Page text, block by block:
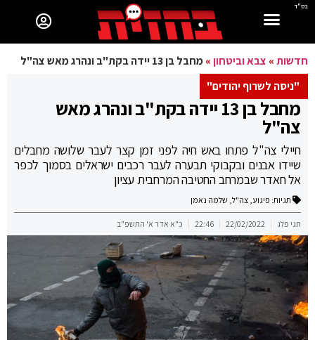
בס"ד
חדשות» צבא וביטחון»מחבל בן 13 יידה בקת"ב ונהרג מאש צה"ל
"ניסה לשרוף יהודים"
מחבל בן 13 יידה בקת"ב ונהרג מאש
צה"ל
חיילי צה"ל פתחו באש חיה לפני זמן קצר לעבר שלושה מחבלים
שיידו אבנים ובקבוקי תבערה לעבר רכבים ישראלים בסמוך לכפר
אל חאדר שבמרחב החטיבה המרחבית עציון
תגיות: פיגוע, צה"ל, שלמה נאמן
חגי פלג 22/02/2022
22:46 כ"א אדר א' התשפ"ב